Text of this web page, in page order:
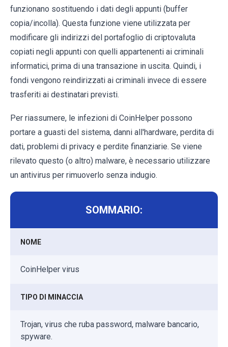
funzionano sostituendo i dati degli appunti (buffer
copia/incolla). Questa funzione viene utilizzata per
modificare gli indirizzi del portafoglio di criptovaluta
copiati negli appunti con quelli appartenenti ai criminali
informatici, prima di una transazione in uscita. Quindi, i
fondi vengono reindirizzati ai criminali invece di essere
trasferiti ai destinatari previsti.
Per riassumere, le infezioni di CoinHelper possono
portare a guasti del sistema, danni all'hardware, perdita di
dati, problemi di privacy e perdite finanziarie. Se viene
rilevato questo (o altro) malware, è necessario utilizzare
un antivirus per rimuoverlo senza indugio.
SOMMARIO:
NOME
CoinHelper virus
TIPO DI MINACCIA
Trojan, virus che ruba password, malware bancario,
spyware.